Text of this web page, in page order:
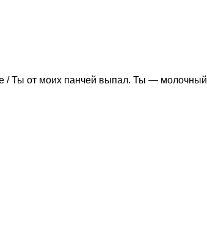
Ты от моих панчей выпал. Ты —